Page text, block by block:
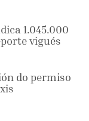
1.045.000
vigués
do permiso